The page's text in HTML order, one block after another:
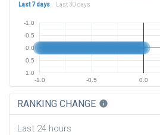
Last 7 days Last 30 days
-1.0 -0.5 0.0
-1.0
-0.5
0.0
0.5
1.0
RANKING CHANGE info
Last 24 hours